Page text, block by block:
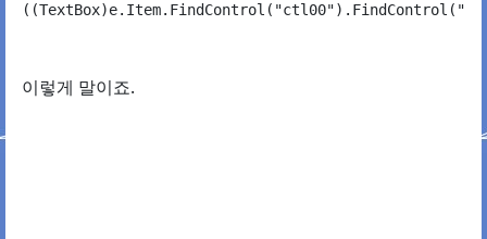
이렇게 말이죠.